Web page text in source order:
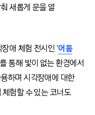
새롭게 문을 열
애 체험 전시인 '어둠
해 빛이 없는 환경에서
하며 시각장애에 대한
험할 수 있는 코너도